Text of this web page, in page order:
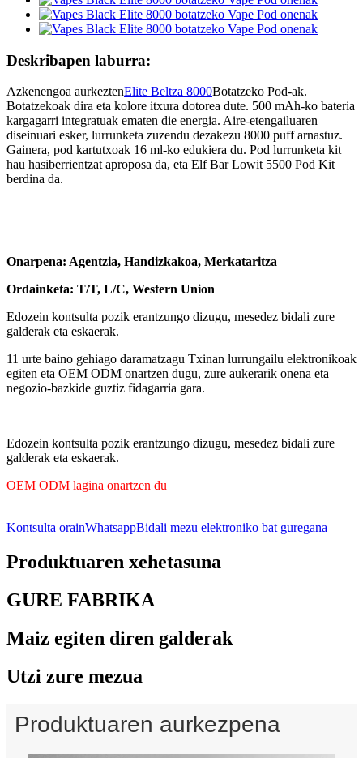
Deskribapen laburra:
Azkenengoa aurkeztenElite Beltza 8000Botatzeko Pod-ak.
Botatzekoak dira eta kolore itxura dotorea dute. 500 mAh-ko bateria
kargagarri integratuak ematen die energia. Aire-etengailuaren
diseinuari esker, lurrunketa zuzendu dezakezu 8000 puff arnastuz.
Gainera, pod kartutxoak 16 ml-ko edukiera du. Pod lurrunketa kit
hau hasiberrientzat aproposa da, eta Elf Bar Lowit 5500 Pod Kit
berdina da.
Onarpena: Agentzia, Handizkakoa, Merkataritza
Ordainketa: T/T, L/C, Western Union
Edozein kontsulta pozik erantzungo dizugu, mesedez bidali zure
galderak eta eskaerak.
11 urte baino gehiago daramatzagu Txinan lurrungailu elektronikoak
egiten eta OEM ODM onartzen dugu, zure aukerarik onena eta
negozio-bazkide guztiz fidagarria gara.
Edozein kontsulta pozik erantzungo dizugu, mesedez bidali zure
galderak eta eskaerak.
OEM ODM lagina onartzen du
Kontsulta orainWhatsappBidali mezu elektroniko bat guregana
Produktuaren xehetasuna
GURE FABRIKA
Maiz egiten diren galderak
Utzi zure mezua
Produktuaren aurkezpena